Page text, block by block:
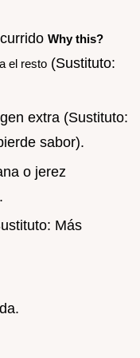
Why this?
el resto (Sustituto:
extra (Sustituto:
sabor).
o jerez
Más